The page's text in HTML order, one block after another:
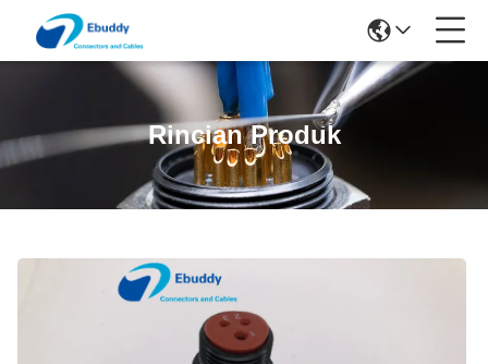
Rincian Produk